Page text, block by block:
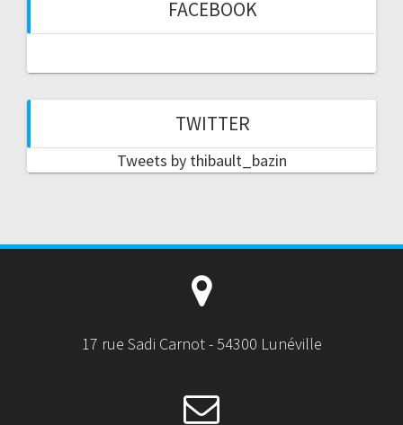
FACEBOOK
TWITTER
Tweets by thibault_bazin
17 rue Sadi Carnot - 54300 Lunéville